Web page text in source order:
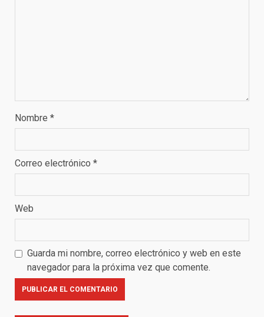
Nombre *
Correo electrónico *
Web
Guarda mi nombre, correo electrónico y web en este
navegador para la próxima vez que comente.